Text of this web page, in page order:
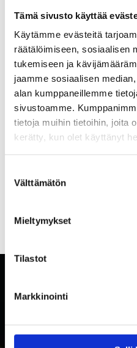
Tämä sivusto käyttää
Käytämme evästeitä
räätälöimiseen, sosiaalisen
tukemiseen ja
jaamme sosiaalisen
alan kumppaneillemme
sivustoamme.
tietoja muihin tietoihin, joita
kerätty, kun olet käyttänyt
valinta
Välttämätön
Mieltymykset
Tilastot
Markkinointi